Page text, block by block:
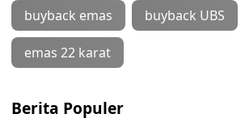
buyback emas buyback UBS
emas 22 karat
Berita Populer